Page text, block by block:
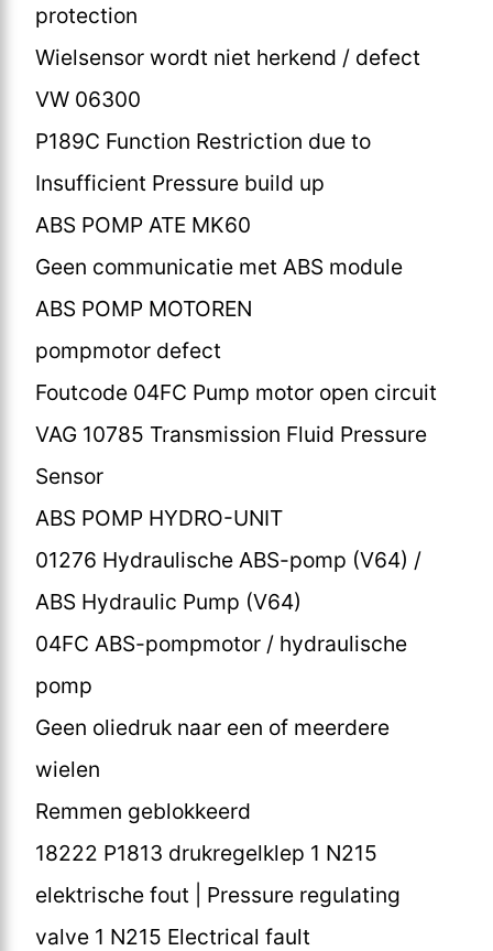
protection
Wielsensor wordt niet herkend / defect
VW 06300
P189C Function Restriction due to
Insufficient Pressure build up
ABS POMP ATE MK60
Geen communicatie met ABS module
ABS POMP MOTOREN
pompmotor defect
Foutcode 04FC Pump motor open circuit
VAG 10785 Transmission Fluid Pressure
Sensor
ABS POMP HYDRO-UNIT
01276 Hydraulische ABS-pomp (V64) /
ABS Hydraulic Pump (V64)
04FC ABS-pompmotor / hydraulische
pomp
Geen oliedruk naar een of meerdere
wielen
Remmen geblokkeerd
18222 P1813 drukregelklep 1 N215
elektrische fout | Pressure regulating
valve 1 N215 Electrical fault